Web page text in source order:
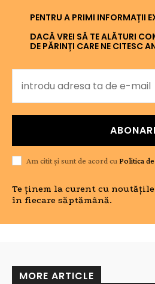
PENTRU A PRIMI INFORMAȚII
DACĂ VREI SĂ TE ALĂTURI
DE PĂRINȚI CARE NE CITESC
Am citit și sunt de acord cu Politica
Te ținem la curent cu
în fiecare săptămână.
MORE ARTICLE